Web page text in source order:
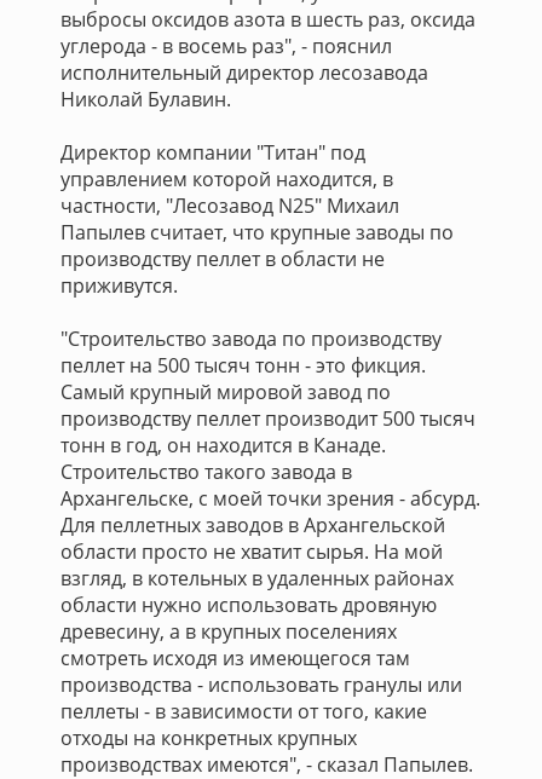
выбросы оксидов азота в шесть раз, оксида
углерода - в восемь раз", - пояснил
исполнительный директор лесозавода
Николай Булавин.
Директор компании "Титан" под
управлением которой находится, в
частности, "Лесозавод N25" Михаил
Папылев считает, что крупные заводы по
производству пеллет в области не
приживутся.
"Строительство завода по производству
пеллет на 500 тысяч тонн - это фикция.
Самый крупный мировой завод по
производству пеллет производит 500 тысяч
тонн в год, он находится в Канаде.
Строительство такого завода в
Архангельске, с моей точки зрения - абсурд.
Для пеллетных заводов в Архангельской
области просто не хватит сырья. На мой
взгляд, в котельных в удаленных районах
области нужно использовать дровяную
древесину, а в крупных поселениях
смотреть исходя из имеющегося там
производства - использовать гранулы или
пеллеты - в зависимости от того, какие
отходы на конкретных крупных
производствах имеются", - сказал Папылев.